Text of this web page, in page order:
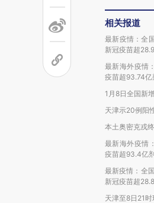
相关报道
最新疫情：全
新冠疫苗超
最新海外疫情
疫苗超93.74亿
1月8日全国新
天津示20例阳
本土奥密克戎
最新海外疫情
疫苗超93.4亿
最新疫情：全
新冠疫苗超
天津至8日21